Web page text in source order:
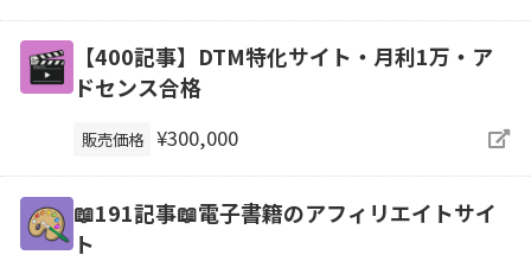
【400記事】DTM特化サイト・月利1万・ア
ドセンス合格
販売価格 ¥300,000
📖191記事📖電子書籍のアフィリエイトサイ
ト